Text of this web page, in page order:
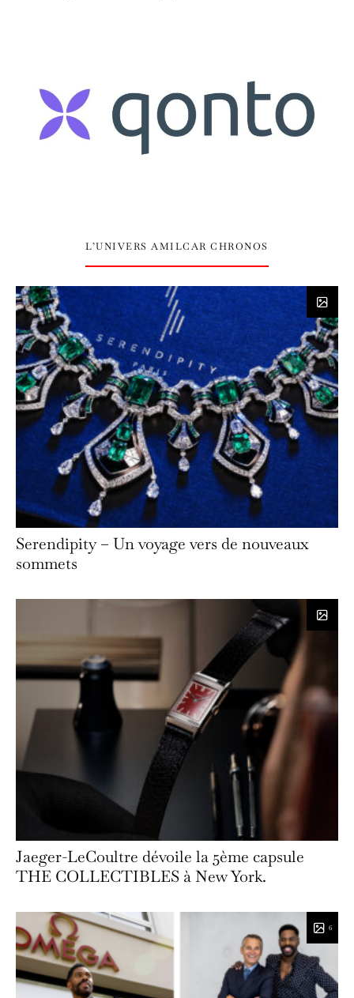
L’UNIVERS AMILCAR CHRONOS
Serendipity – Un voyage vers de nouveaux
sommets
Jaeger-LeCoultre dévoile la 5ème capsule
THE COLLECTIBLES à New York.
6